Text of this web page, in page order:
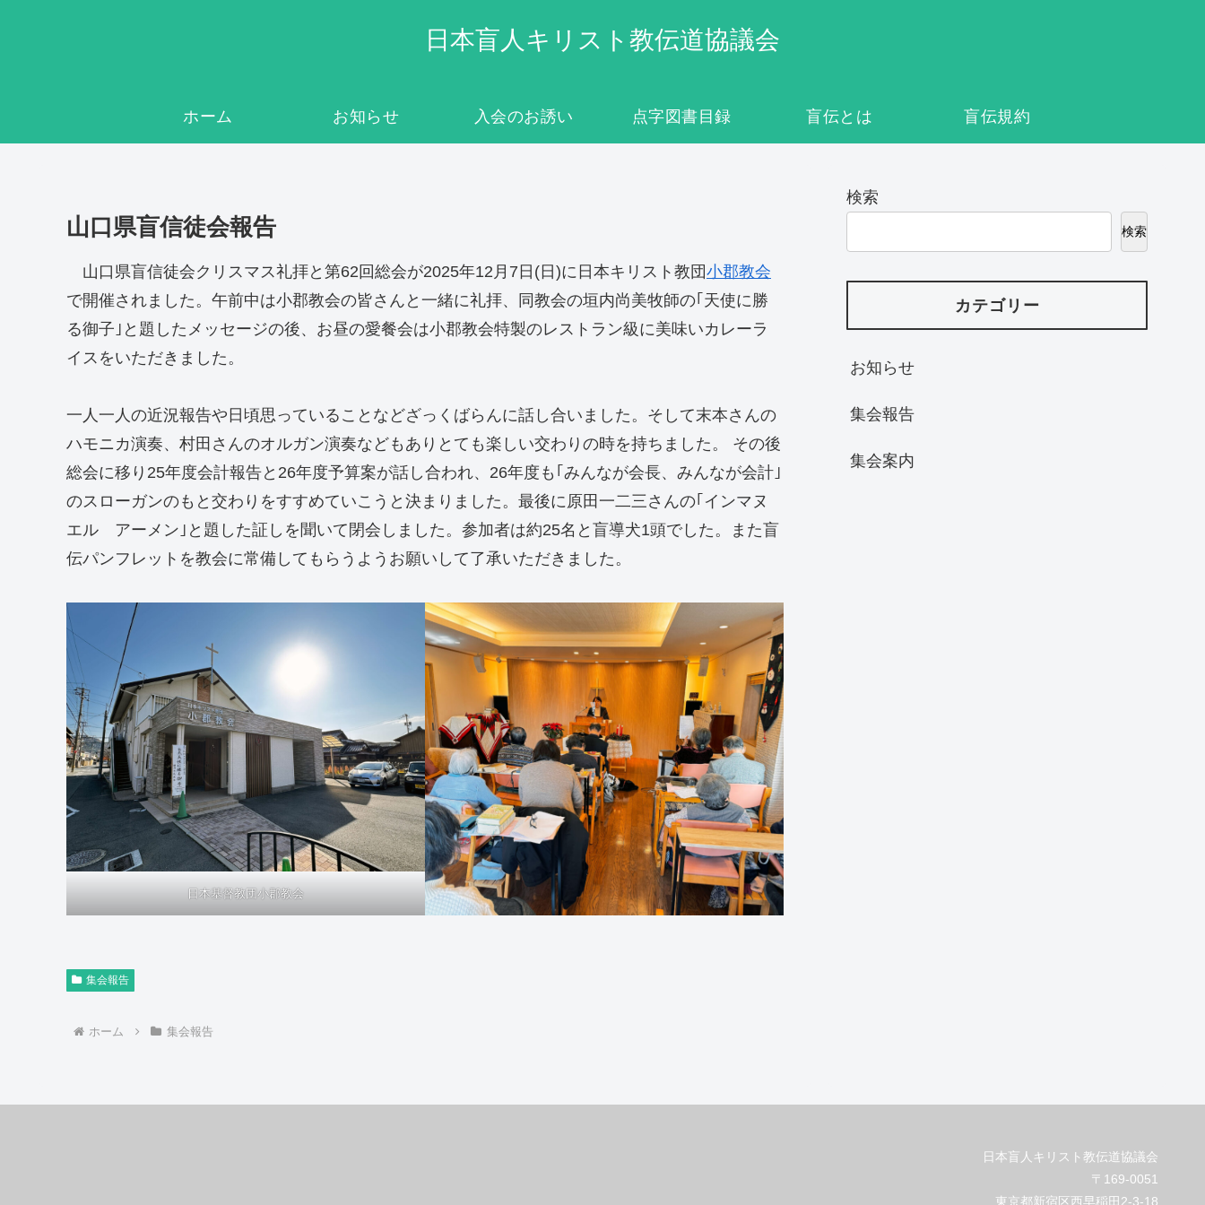
日本盲人キリスト教伝道協議会
ホーム お知らせ 入会のお誘い 点字図書目録 盲伝とは 盲伝規約
山口県盲信徒会報告
山口県盲信徒会クリスマス礼拝と第62回総会が2025年12月7日(日)に日本キリスト教団小郡教会
で開催されました。午前中は小郡教会の皆さんと一緒に礼拝、同教会の垣内尚美牧師の｢天使に勝
る御子｣と題したメッセージの後、お昼の愛餐会は小郡教会特製のレストラン級に美味いカレーラ
イスをいただきました。
一人一人の近況報告や日頃思っていることなどざっくばらんに話し合いました。そして末本さんの
ハモニカ演奏、村田さんのオルガン演奏などもありとても楽しい交わりの時を持ちました。 その後
総会に移り25年度会計報告と26年度予算案が話し合われ、26年度も｢みんなが会長、みんなが会計｣
のスローガンのもと交わりをすすめていこうと決まりました。最後に原田一二三さんの｢インマヌ
エル アーメン｣と題した証しを聞いて閉会しました。参加者は約25名と盲導犬1頭でした。また盲
伝パンフレットを教会に常備してもらうようお願いして了承いただきました。
日本基督教団小郡教会
集会報告
ホーム 集会報告
検索
検索
カテゴリー
お知らせ
集会報告
集会案内
日本盲人キリスト教伝道協議会
〒169-0051
東京都新宿区西早稲田2-3-18